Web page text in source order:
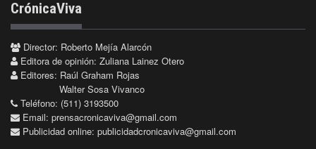
CrónicaViva
Director: Roberto Mejía Alarcón
Editora de opinión: Zuliana Lainez Otero
Editores: Raúl Graham Rojas
Walter Sosa Vivanco
Teléfono: (511) 3193500
Email: prensacronicaviva@gmail.com
Publicidad online: publicidadcronicaviva@gmail.com